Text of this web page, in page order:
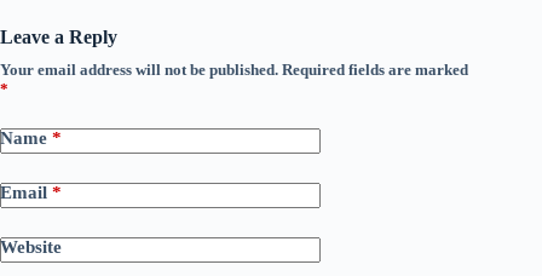
Leave a Reply
Your email address will not be published. Required fields are marked
*
Name *
Email *
Website